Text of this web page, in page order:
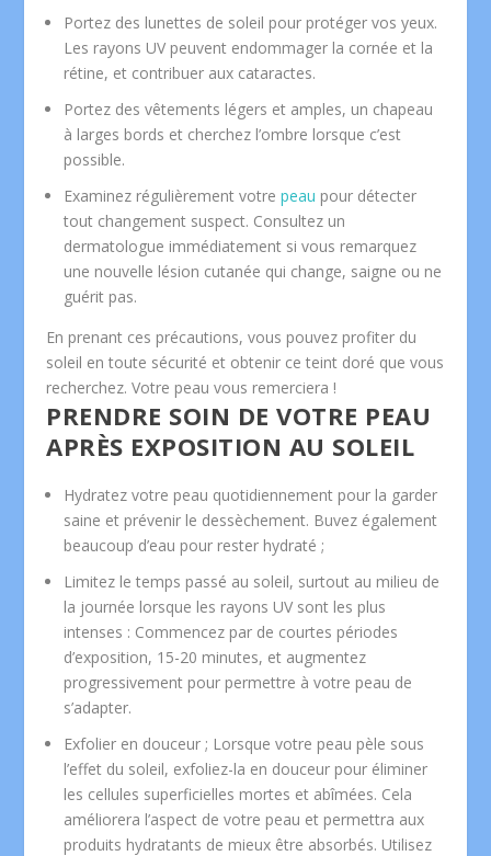
Portez des lunettes de soleil pour protéger vos yeux.
Les rayons UV peuvent endommager la cornée et la
rétine, et contribuer aux cataractes.
Portez des vêtements légers et amples, un chapeau
à larges bords et cherchez l’ombre lorsque c’est
possible.
Examinez régulièrement votrepeau pour détecter
tout changement suspect. Consultez un
dermatologue immédiatement si vous remarquez
une nouvelle lésion cutanée qui change, saigne ou ne
guérit pas.
En prenant ces précautions, vous pouvez profiter du
soleil en toute sécurité et obtenir ce teint doré que vous
recherchez. Votre peau vous remerciera !
PRENDRE SOIN DE VOTRE PEAU
APRÈS EXPOSITION AU SOLEIL
Hydratez votre peau quotidiennement pour la garder
saine et prévenir le dessèchement. Buvez également
beaucoup d’eau pour rester hydraté ;
Limitez le temps passé au soleil, surtout au milieu de
la journée lorsque les rayons UV sont les plus
intenses : Commencez par de courtes périodes
d’exposition, 15-20 minutes, et augmentez
progressivement pour permettre à votre peau de
s’adapter.
Exfolier en douceur ; Lorsque votre peau pèle sous
l’effet du soleil, exfoliez-la en douceur pour éliminer
les cellules superficielles mortes et abîmées. Cela
améliorera l’aspect de votre peau et permettra aux
produits hydratants de mieux être absorbés. Utilisez